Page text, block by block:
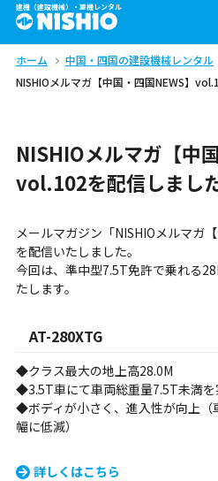
建機（建設機械）・重機レンタル
商品一覧
問合せ依頼リスト
北海道 東北
中部 関西
九州・沖縄（外部）
ホーム 中国・四国の建設機械レンタル
NISHIOメルマガ【中国・四国NEWS】
NISHIOメルマガ【中
vol.102を配信しまし
メールマガジン「NISHIOメルマガ
を配信いたしました。
今回は、準中型7.5T免許で乗れる
たします。
AT-280XTG
◆クラス最大の地上高28.0M
◆3.5T車にて車両総重量7.5T未満
◆ボディが小さく、進入性が向上
幅に低減）
詳しくはこちら